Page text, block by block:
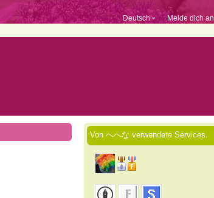
Deutsch Melde dich an
Von へへな verwendete Services.